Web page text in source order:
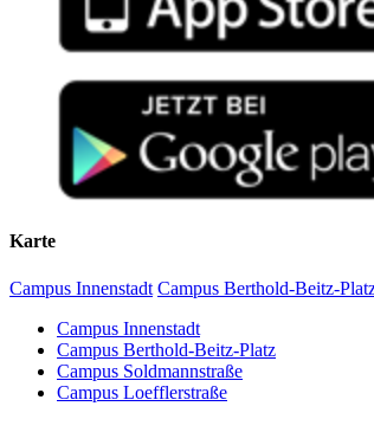
Karte
Campus Innenstadt Campus Berthold-Beitz-
Campus Innenstadt
Campus Berthold-Beitz-Platz
Campus Soldmannstraße
Campus Loefflerstraße